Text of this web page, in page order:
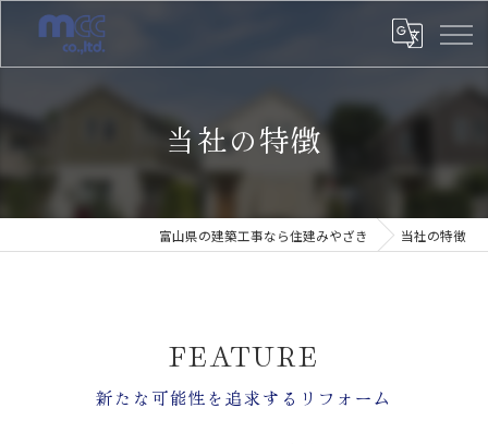
当社の特徴
富山県の建築工事なら住建みやざき 当社の特徴
新たな可能性を追求するリフォーム
FEATURE